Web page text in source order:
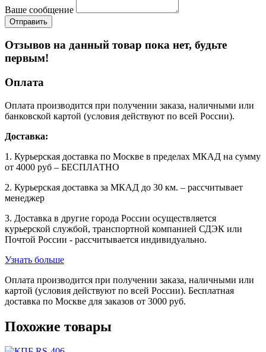
Ваше сообщение
Отзывов на данный товар пока нет, будьте
первым!
Оплата
Оплата производится при получении заказа, наличными или
банковской картой (условия действуют по всей России).
Доставка:
1. Курьерская доставка по Москве в пределах МКАД на сумму
от 4000 руб – БЕСПЛАТНО
2. Курьерская доставка за МКАД до 30 км. – рассчитывает
менеджер
3. Доставка в другие города России осуществляется
курьерской службой, транспортной компанией СДЭК или
Почтой России - рассчитывается индивидуально.
Узнать больше
Оплата производится при получении заказа, наличными или
картой (условия действуют по всей России). Бесплатная
доставка по Москве для заказов от 3000 руб.
Похожие товары